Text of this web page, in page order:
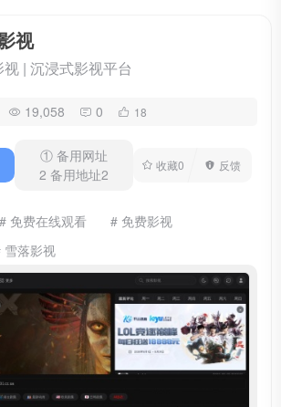
视
视 | 沉浸式影视平台
19,058 0 18
① 备用网址
2 备用地址2
收藏0 反馈
# 免费在线观看
# 免费影视
雪落影视